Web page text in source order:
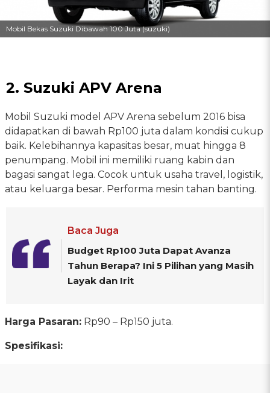
Mobil Bekas Suzuki Dibawah 100 Juta (suzuki)
2. Suzuki APV Arena
Mobil Suzuki model APV Arena sebelum 2016 bisa
didapatkan di bawah Rp100 juta dalam kondisi cukup
baik. Kelebihannya kapasitas besar, muat hingga 8
penumpang. Mobil ini memiliki ruang kabin dan
bagasi sangat lega. Cocok untuk usaha travel, logistik,
atau keluarga besar. Performa mesin tahan banting.
Baca Juga
Budget Rp100 Juta Dapat Avanza
Tahun Berapa? Ini 5 Pilihan yang Masih
Layak dan Irit
Harga Pasaran: Rp90 – Rp150 juta.
Spesifikasi: